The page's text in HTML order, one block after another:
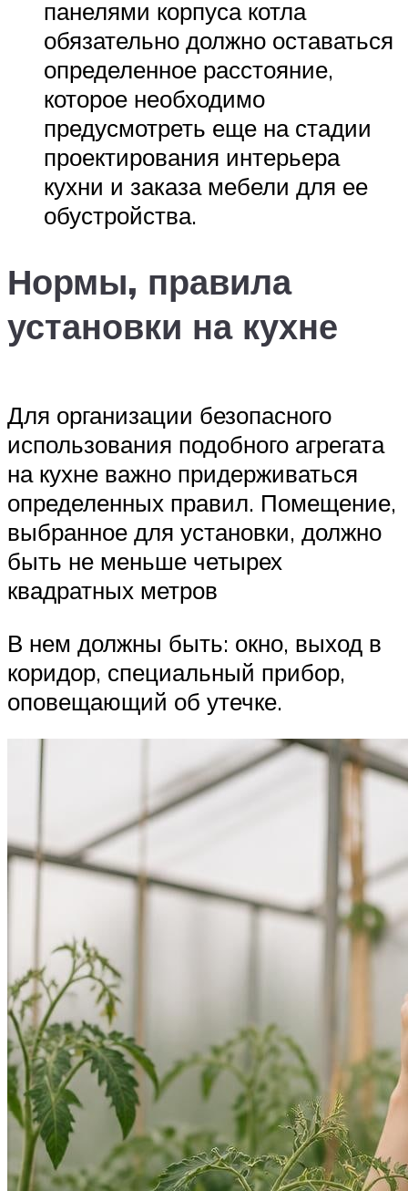
панелями корпуса котла
обязательно должно оставаться
определенное расстояние,
которое необходимо
предусмотреть еще на стадии
проектирования интерьера
кухни и заказа мебели для ее
обустройства.
Нормы, правила
установки на кухне
Для организации безопасного
использования подобного агрегата
на кухне важно придерживаться
определенных правил. Помещение,
выбранное для установки, должно
быть не меньше четырех
квадратных метров
В нем должны быть: окно, выход в
коридор, специальный прибор,
оповещающий об утечке.